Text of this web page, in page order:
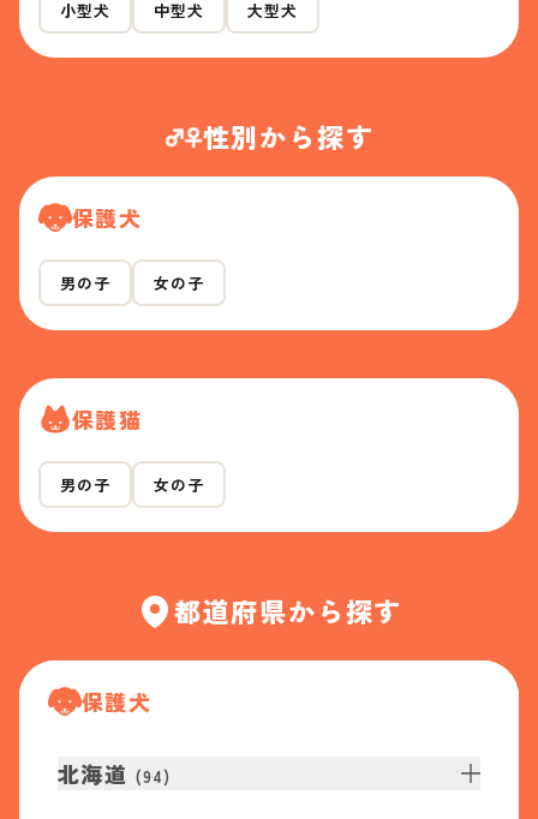
小型犬 中型犬 大型犬
性別から探す
保護犬
男の子 女の子
保護猫
男の子 女の子
都道府県から探す
保護犬
北海道 (94)